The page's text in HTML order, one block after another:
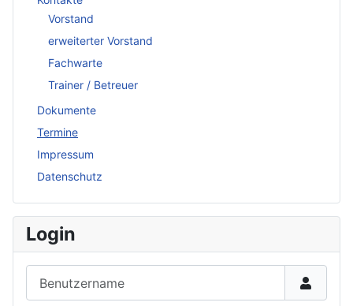
Vorstand
erweiterter Vorstand
Fachwarte
Trainer / Betreuer
Dokumente
Termine
Impressum
Datenschutz
Login